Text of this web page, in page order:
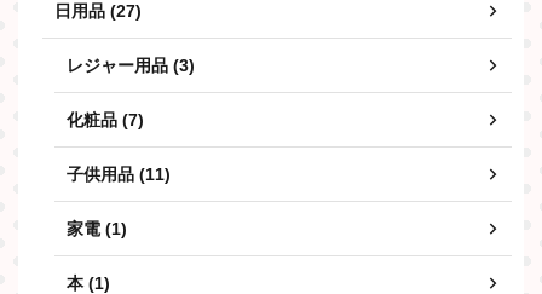
日用品 (27)
レジャー用品 (3)
化粧品 (7)
子供用品 (11)
家電 (1)
本 (1)